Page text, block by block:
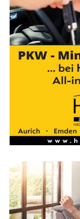
ver­zeich­net eine
„Das ist ein
Stand­ort­si­che­rung
trag erwei­tern wir
kön­nen ein­mal
Bau beson­ders
kön­nen wir mit
gen Per­spek­ti­ven
bes­sern. Die­ser
grö­ßer als 40%
men und neue
Wei­gend,
Foto: